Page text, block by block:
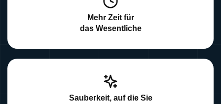
Mehr Zeit für
das Wesentliche
Sauberkeit, auf die Sie